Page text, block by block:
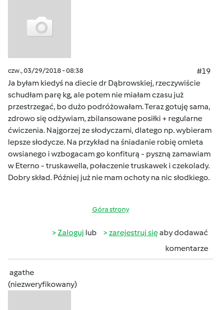
czw., 03/29/2018 - 08:38
#19
Ja byłam kiedyś na diecie dr Dąbrowskiej, rzeczywiście
schudłam parę kg, ale potem nie miałam czasu już
przestrzegać, bo dużo podróżowałam. Teraz gotuję sama,
zdrowo się odżywiam, zbilansowane posiłki + regularne
ćwiczenia. Najgorzej ze słodyczami, dlatego np. wybieram
lepsze słodycze. Na przykład na śniadanie robię omleta
owsianego i wzbogacam go konfiturą - pyszną zamawiam
w Eterno - truskawella, połaczenie truskawek i czekolady.
Dobry skład. Później już nie mam ochoty na nic słodkiego.
Góra strony
Zaloguj lub zarejestruj sięaby dodawać
komentarze
agathe
(niezweryfikowany)